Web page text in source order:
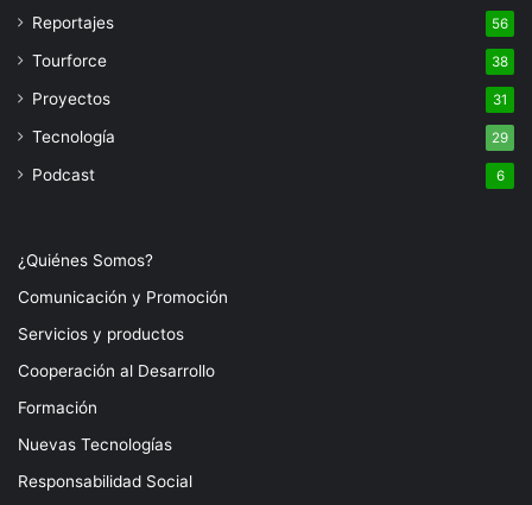
Reportajes 56
Tourforce 38
Proyectos 31
Tecnología 29
Podcast 6
¿Quiénes Somos?
Comunicación y Promoción
Servicios y productos
Cooperación al Desarrollo
Formación
Nuevas Tecnologías
Responsabilidad Social